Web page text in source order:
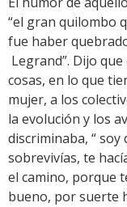
“el gran quilombo
fue haber
Legrand”. Dijo
cosas, en lo que
mujer, a los
la evolución y los
discriminaba, “
sobrevivías, te
el camino, porque
bueno, por suerte